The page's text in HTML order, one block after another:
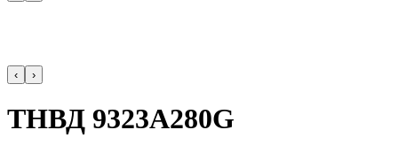
‹ ›
ТНВД 9323A280G